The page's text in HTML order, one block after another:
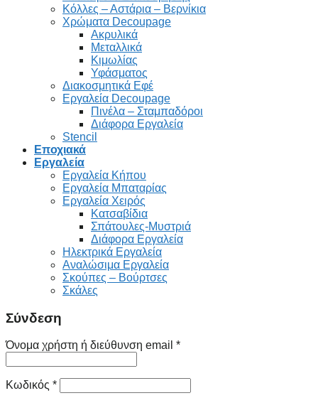
Κόλλες – Αστάρια – Βερνίκια
Χρώματα Decoupage
Ακρυλικά
Μεταλλικά
Κιμωλίας
Υφάσματος
Διακοσμητικά Εφέ
Εργαλεία Decoupage
Πινέλα – Σταμπαδόροι
Διάφορα Εργαλεία
Stencil
Εποχιακά
Εργαλεία
Εργαλεία Κήπου
Εργαλεία Μπαταρίας
Εργαλεία Χειρός
Κατσαβίδια
Σπάτουλες-Μυστριά
Διάφορα Εργαλεία
Ηλεκτρικά Εργαλεία
Αναλώσιμα Εργαλεία
Σκούπες – Βούρτσες
Σκάλες
Σύνδεση
Όνομα χρήστη ή διεύθυνση email *
Κωδικός *